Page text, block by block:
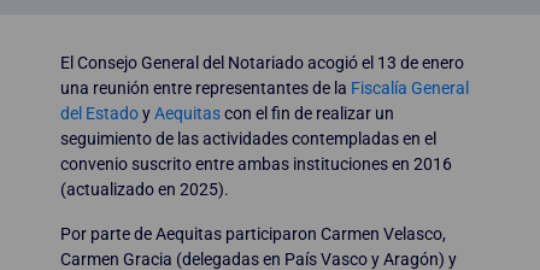
El Consejo General del Notariado acogió el 13 de enero
una reunión entre representantes de la Fiscalía General
del EstadoyAequitascon el fin de realizar un
seguimiento de las actividades contempladas en el
convenio suscrito entre ambas instituciones en 2016
(actualizado en 2025).
Por parte de Aequitas participaron Carmen Velasco,
Carmen Gracia (delegadas en País Vasco y Aragón) y